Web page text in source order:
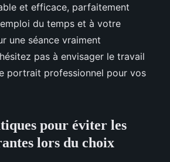
et efficace, parfaitement
du temps et à votre
une séance vraiment
pas à envisager le travail
portrait professionnel pour vos
pour éviter les
lors du choix